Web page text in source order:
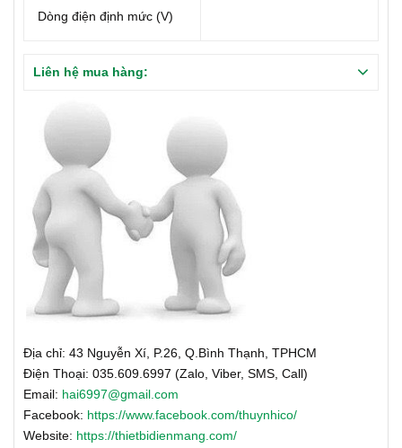
Dòng điện định mức (V)
Liên hệ mua hàng:
Địa chỉ: 43 Nguyễn Xí, P.26, Q.Bình Thạnh, TPHCM
Điện Thoại: 035.609.6997 (Zalo, Viber, SMS, Call)
Email: hai6997@gmail.com
Facebook: https://www.facebook.com/thuynhico/
Website: https://thietbidienmang.com/